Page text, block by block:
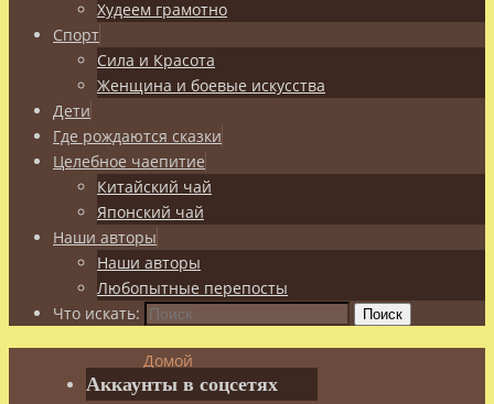
Худеем грамотно
Спорт
Сила и Красота
Женщина и боевые искусства
Дети
Где рождаются сказки
Целебное чаепитие
Китайский чай
Японский чай
Наши авторы
Наши авторы
Любопытные перепосты
Что искать:
Поиск
Домой
Здоровье
Аккаунты в соцсетях